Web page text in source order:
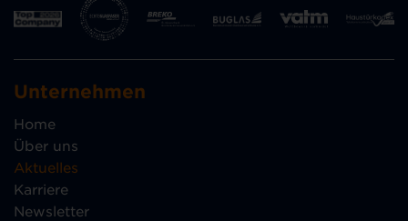
Unternehmen
Home
Über uns
Aktuelles
Karriere
Newsletter